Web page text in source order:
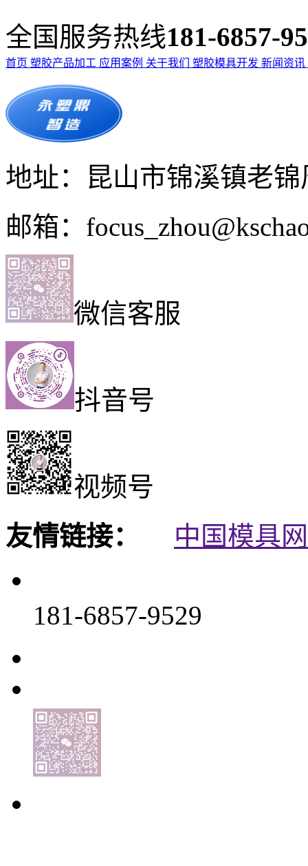
全国服务热线181-6857-
首页 塑胶产品加工 应用案例 关于我们 塑胶模具开发 新闻资讯
地址：昆山市锦溪镇老锦
邮箱：
微信客服
抖音号
视频号
友情链接：
中国模具网
181-6857-9529